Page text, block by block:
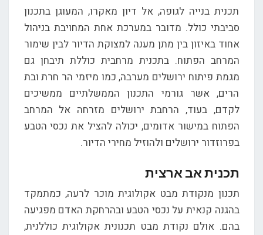
תכנית בנייה לגופה, אל דיון מאקרו, המעוגן בתכנון
סביבתי כולל. מדובר במערכת אחת המחויבת בניהול
אחוד באיזון בין מתן מענה למצוקת הדיור לבין שימור
המרחב הפתוח. בתכנית מרחבית כוללת תיבחן גם
מגמת פיתוח ירושלים מערבה, כמו מיזמי הר חרת ובת
הרים, אשר גורמי התכנון הממשלתיים ממשיכים
לקדם, בעוד, הרחבת ירושלים מזרחה אל המרחב
הפתוח במישור אדומים, יכולה להציל את נכסי הטבע
בפרוזדור ירושלים ולהוזיל מחירי הדיור.
תכנית אב ארצית
תכנון מנקודת מבט אקולוגית מוכר לרעה, כמתמקד
בהגנה קנאית על נכסי הטבע ובהרחקת האדם מפגיעה
בהם. אולם נקודת מבט תכנונית אקולוגית כוללנית,